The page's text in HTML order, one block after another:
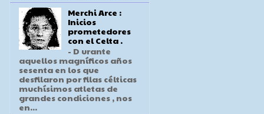
Merchi Arce :
Inicios
prometedores
con el Celta .
- D urante
aquellos magníficos años
sesenta en los que
desfilaron por filas célticas
muchísimos atletas de
grandes condiciones , nos
en...